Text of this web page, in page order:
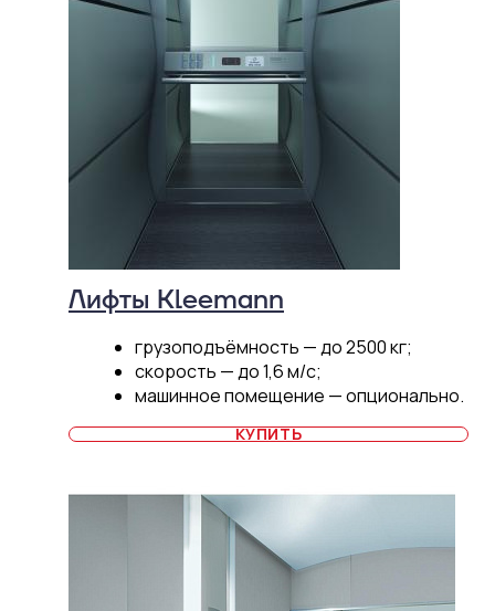
Лифты Kleemann
грузоподъёмность — до 2500 кг;
скорость — до 1,6 м/с;
машинное помещение — опционально.
КУПИТЬ